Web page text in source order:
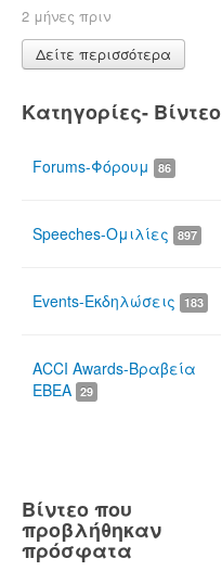
2 μήνες πριν
Δείτε περισσότερα
Κατηγορίες- Βίντεο
Forums-Φόρουμ 86
Speeches-Ομιλίες 897
Events-Εκδηλώσεις 183
ACCI Awards-Βραβεία
ΕΒΕΑ 29
Βίντεο που
προβλήθηκαν
πρόσφατα